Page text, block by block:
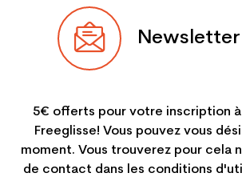
Newsletter
5€ offerts pour votre inscription
Freeglisse! Vous pouvez vous
moment. Vous trouverez pour cela
de contact dans les conditions